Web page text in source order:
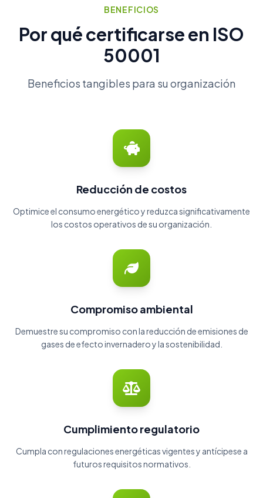
BENEFICIOS
Por qué certificarse en ISO
50001
Beneficios tangibles para su organización
Reducción de costos
Optimice el consumo energético y reduzca significativamente
los costos operativos de su organización.
Compromiso ambiental
Demuestre su compromiso con la reducción de emisiones de
gases de efecto invernadero y la sostenibilidad.
Cumplimiento regulatorio
Cumpla con regulaciones energéticas vigentes y antícipese a
futuros requisitos normativos.